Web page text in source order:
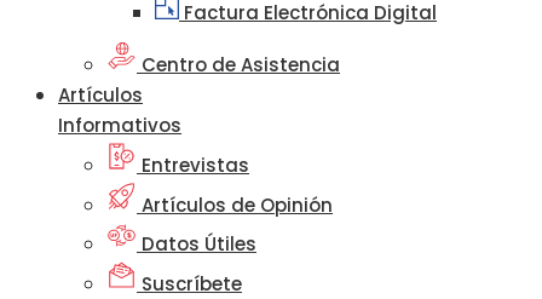
Factura Electrónica Digital
Centro de Asistencia
Artículos
Informativos
Entrevistas
Artículos de Opinión
Datos Útiles
Suscríbete